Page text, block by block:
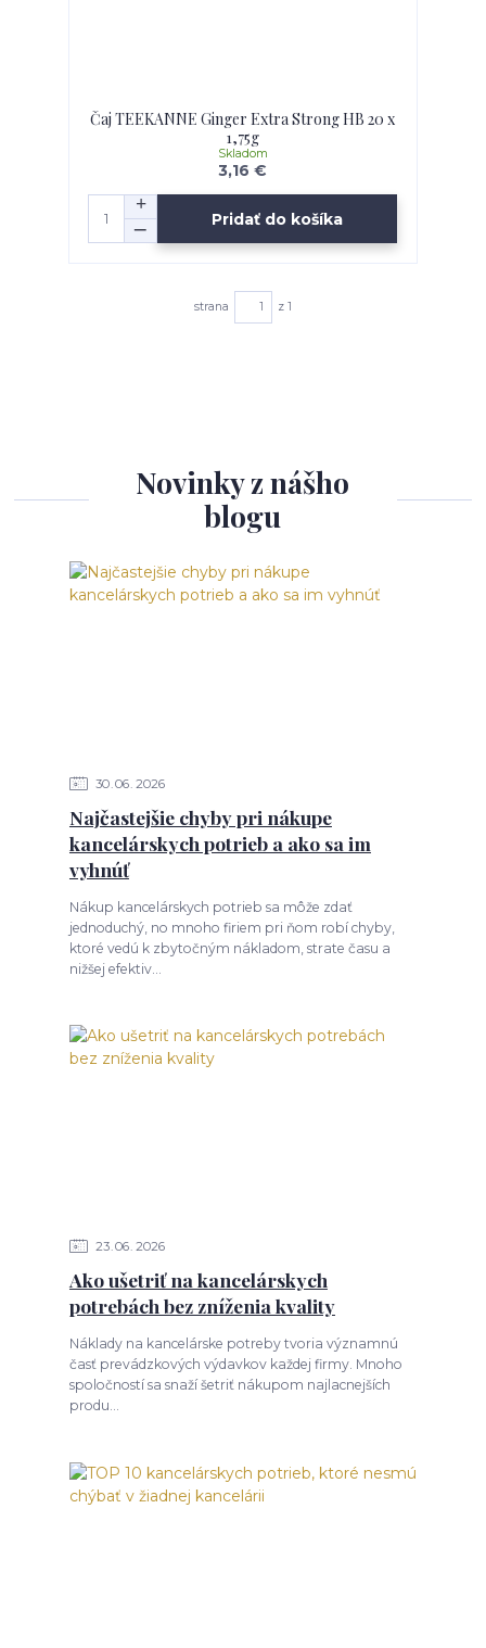
Čaj TEEKANNE Ginger Extra Strong HB 20 x
1,75g
3,16 €
Skladom
Pridať do košíka
strana z 1
Novinky z nášho
blogu
30 06 2026
Najčastejšie chyby pri nákupe
kancelárskych potrieb a ako sa im
vyhnúť
Nákup kancelárskych potrieb sa môže zdať
jednoduchý, no mnoho firiem pri ňom robí chyby,
ktoré vedú k zbytočným nákladom, strate času a
nižšej efektiv...
23 06 2026
Ako ušetriť na kancelárskych
potrebách bez zníženia kvality
Náklady na kancelárske potreby tvoria významnú
časť prevádzkových výdavkov každej firmy. Mnoho
spoločností sa snaží šetriť nákupom najlacnejších
produ...